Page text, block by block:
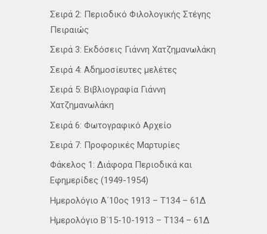
Σειρά 2: Περιοδικό Φιλολογικής Στέγης
Πειραιώς
Σειρά 3: Εκδόσεις Γιάννη Χατζημανωλάκη
Σειρά 4: Αδημοσίευτες μελέτες
Σειρά 5: Βιβλιογραφία Γιάννη
Χατζημανωλάκη
Σειρά 6: Φωτογραφικό Αρχείο
Σειρά 7: Προφορικές Μαρτυρίες
Φάκελος 1: Διάφορα Περιοδικά και
Εφημερίδες (1949-1954)
Ημερολόγιο Α΄10ος 1913 – Τ134 – 61Δ
Ημερολόγιο Β΄15-10-1913 – Τ134 – 61Δ